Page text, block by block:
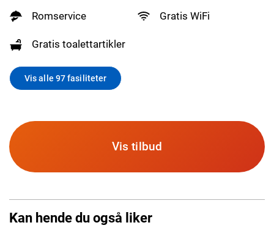
Romservice Gratis WiFi
Gratis toalettartikler
Vis alle 97 fasiliteter
Vis tilbud
Kan hende du også liker